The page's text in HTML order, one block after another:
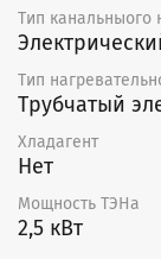
Тип канальныого
Тип
Трубчатый
Хладагент
Нет
Мощность ТЭНа
2,5 кВт